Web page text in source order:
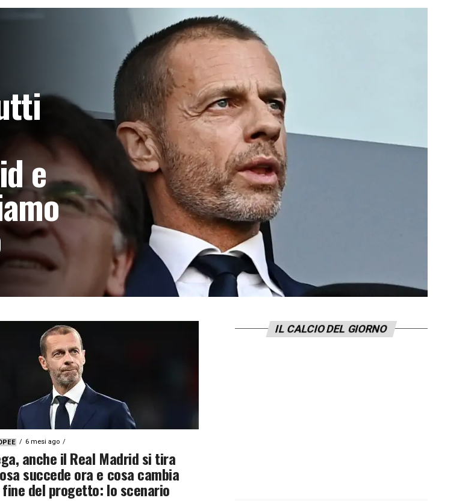
e
è il
6 mesi ago
anche il Real Madrid si tira
succede ora e cosa cambia
fine del progetto: lo scenario
IL CALCIO DEL GIORNO